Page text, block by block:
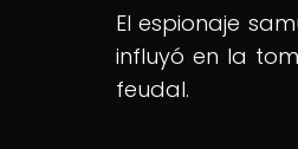
El espionaje
influyó en la
feudal.